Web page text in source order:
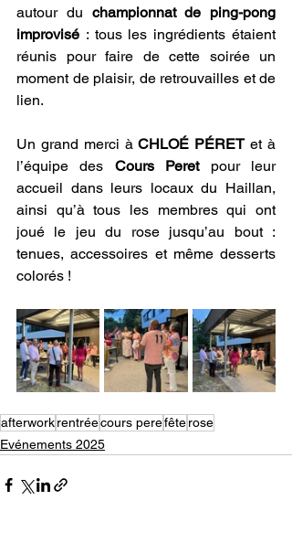
autour du championnat de ping-pong
improvisé : tous les ingrédients étaient
réunis pour faire de cette soirée un
moment de plaisir, de retrouvailles et de
lien.
Un grand merci à CHLOÉ PÉRET et à
l’équipe des Cours Peret pour leur
accueil dans leurs locaux du Haillan,
ainsi qu’à tous les membres qui ont
joué le jeu du rose jusqu’au bout :
tenues, accessoires et même desserts
colorés !
afterworkrentréecours perefêterose
Evénements 2025